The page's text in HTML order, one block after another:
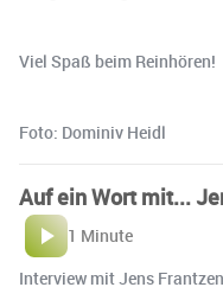
Viel Spaß beim Reinhören!
Foto: Dominiv Heidl
Auf ein Wort mit...
1 Minute
Interview mit Jens